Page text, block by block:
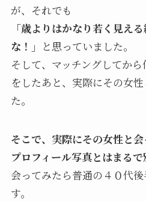
が、それでも
「歳よりはかなり若く見え
な！」 と思っていました。
そして、マッチングしてか
をしたあと、実際にその女
た。
そこで、実際にその女性と
プロフィール写真とはまるで
会ってみたら普通の４０代
す。